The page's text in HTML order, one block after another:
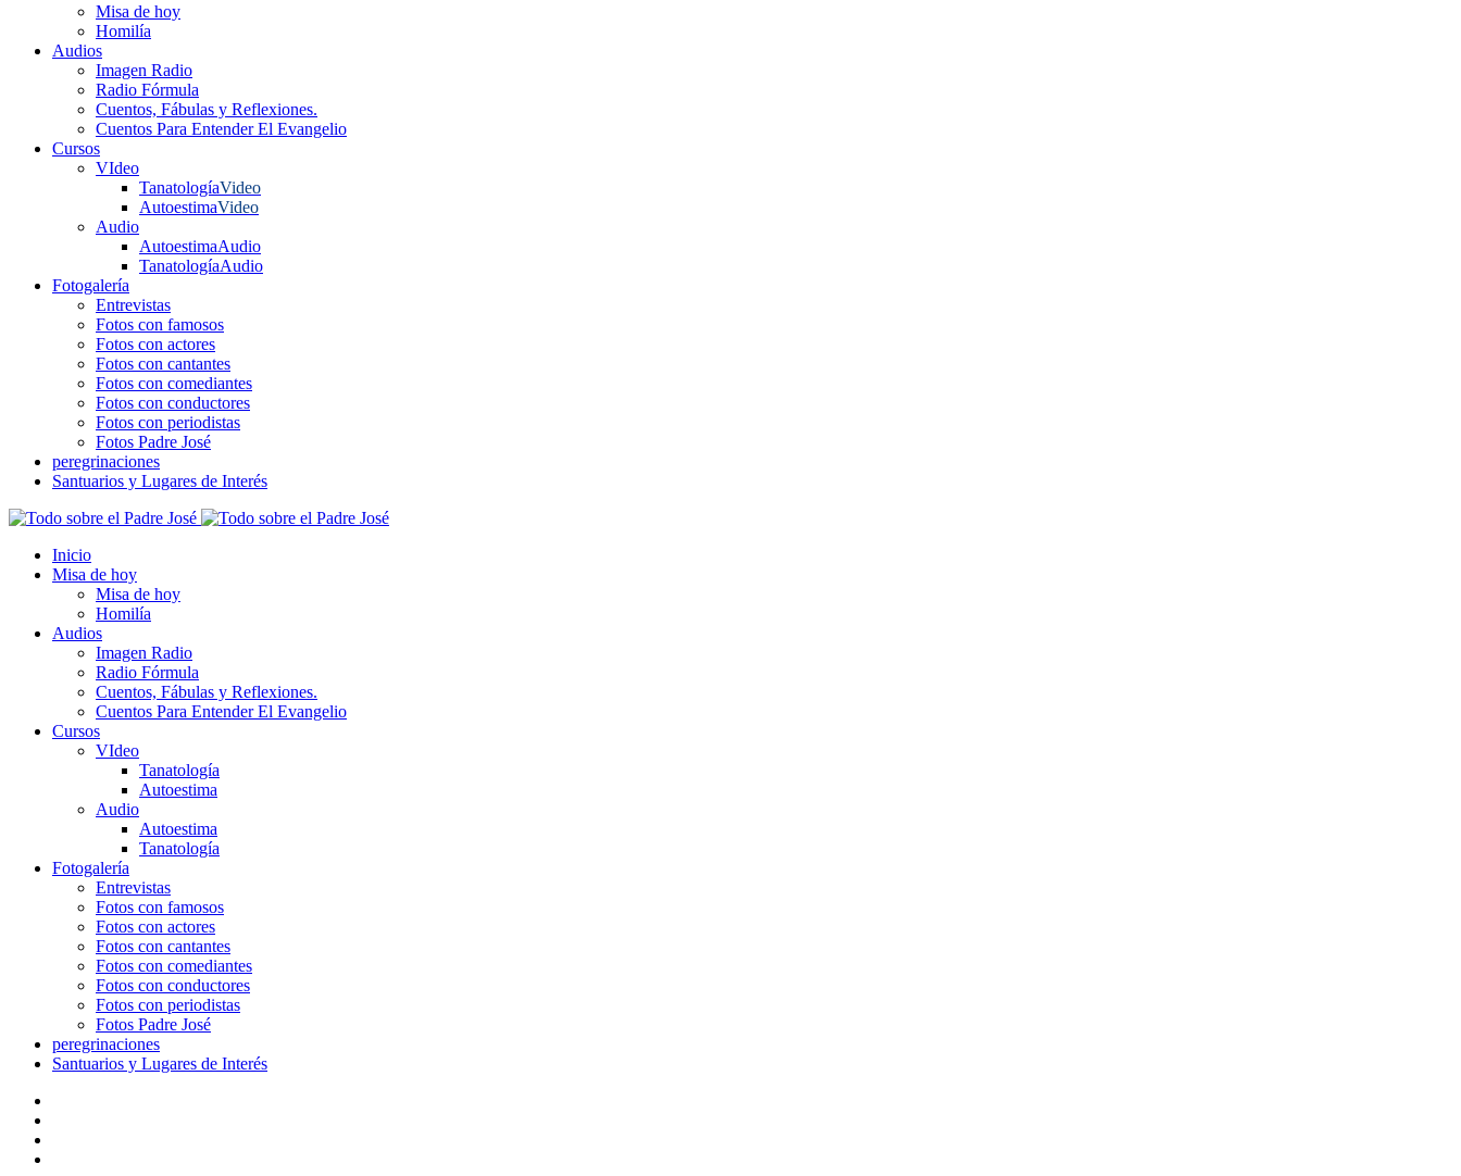
Misa de hoy
Homilía
Audios
Imagen Radio
Radio Fórmula
Cuentos, Fábulas y Reflexiones.
Cuentos Para Entender El Evangelio
Cursos
VIdeo
TanatologíaVideo
AutoestimaVideo
Audio
AutoestimaAudio
TanatologíaAudio
Fotogalería
Entrevistas
Fotos con famosos
Fotos con actores
Fotos con cantantes
Fotos con comediantes
Fotos con conductores
Fotos con periodistas
Fotos Padre José
peregrinaciones
Santuarios y Lugares de Interés
Inicio
Misa de hoy
Misa de hoy
Homilía
Audios
Imagen Radio
Radio Fórmula
Cuentos, Fábulas y Reflexiones.
Cuentos Para Entender El Evangelio
Cursos
VIdeo
Tanatología
Autoestima
Audio
Autoestima
Tanatología
Fotogalería
Entrevistas
Fotos con famosos
Fotos con actores
Fotos con cantantes
Fotos con comediantes
Fotos con conductores
Fotos con periodistas
Fotos Padre José
peregrinaciones
Santuarios y Lugares de Interés